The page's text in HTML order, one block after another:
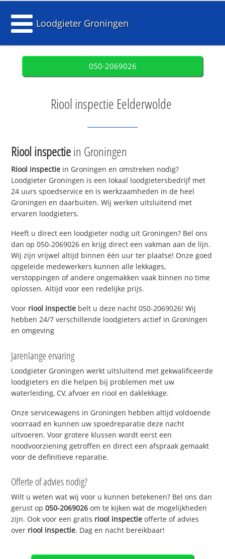
Loodgieter Groningen
050-2069026
Riool inspectie Eelderwolde
Riool inspectiein Groningen
Riool inspectie in Groningen en omstreken nodig?
Loodgieter Groningen is een lokaal loodgietersbedrijf met
24 uurs spoedservice en is werkzaamheden in de heel
Groningen en daarbuiten. Wij werken uitsluitend met
ervaren loodgieters.
Heeft u direct een loodgieter nodig uit Groningen? Bel ons
dan op 050-2069026 en krijg direct een vakman aan de lijn.
Wij zijn vrijwel altijd binnen één uur ter plaatse! Onze goed
opgeleide medewerkers kunnen alle lekkages,
verstoppingen of andere ongemakken vaak binnen no time
oplossen. Altijd voor een redelijke prijs.
Voor riool inspectie belt u deze nacht 050-2069026! Wij
hebben 24/7 verschillende loodgieters actief in Groningen
en omgeving
Jarenlange ervaring
Loodgieter Groningen werkt uitsluitend met gekwalificeerde
loodgieters en die helpen bij problemen met uw
waterleiding, CV, afvoer en riool en daklekkage.
Onze servicewagens in Groningen hebben altijd voldoende
voorraad en kunnen uw spoedreparatie deze nacht
uitvoeren. Voor grotere klussen wordt eerst een
noodvoorziening getroffen en direct een afspraak gemaakt
voor de definitieve reparatie.
Offerte of advies nodig?
Wilt u weten wat wij voor u kunnen betekenen? Bel ons dan
gerust op050-2069026 om te kijken wat de mogelijkheden
zijn. Ook voor een gratis riool inspectie offerte of advies
over riool inspectie. Dag en nacht bereikbaar!